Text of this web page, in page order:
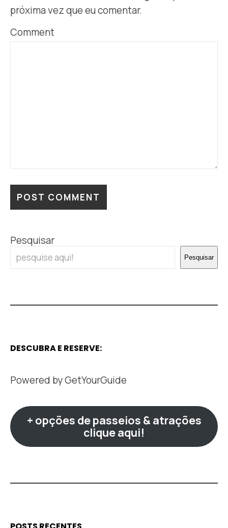
próxima vez que eu comentar.
Comment
Pesquisar
Pesquisar
DESCUBRA E RESERVE:
Powered byGetYourGuide
+ opções de passeios & atrações
clique aqui!